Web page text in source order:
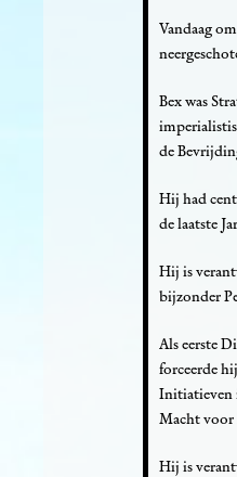
Vandaag
Bex was
de
Hij had
de laatste
Hij is
bijzonder
Als eerste
forceerde
Initiatieven
Macht voor
Hij is